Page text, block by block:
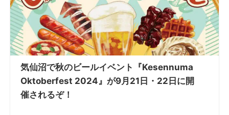
気仙沼で秋のビールイベント『Kesennuma
Oktoberfest 2024』が9月21日・22日に開
催されるぞ！